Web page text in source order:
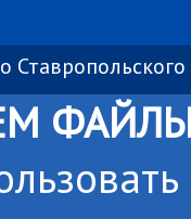
ФАЙЛЫ